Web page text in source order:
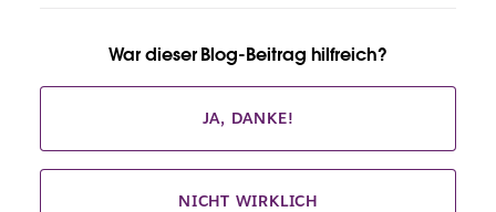
War dieser Blog-Beitrag hilfreich?
JA, DANKE!
NICHT WIRKLICH